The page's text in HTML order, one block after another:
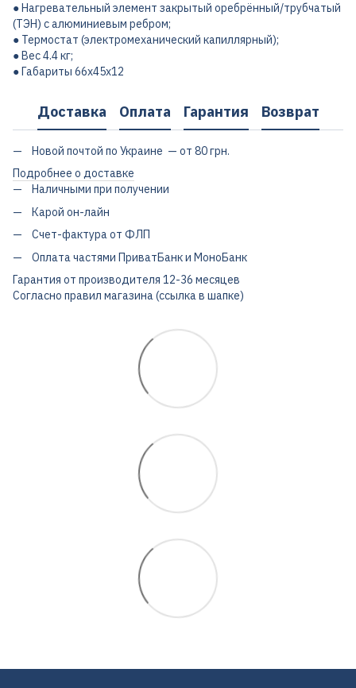
● Нагревательный элемент закрытый оребрённый/трубчатый
(ТЭН) с алюминиевым ребром;
● Термостат (электромеханический капиллярный);
● Вес 4.4 кг;
● Габариты 66x45x12
Доставка Оплата Гарантия Возврат
Новой почтой по Украине — от 80 грн.
Подробнее о доставке
Наличными при получении
Карой он-лайн
Счет-фактура от ФЛП
Оплата частями ПриватБанк и МоноБанк
Гарантия от производителя 12-36 месяцев
Согласно правил магазина (ссылка в шапке)